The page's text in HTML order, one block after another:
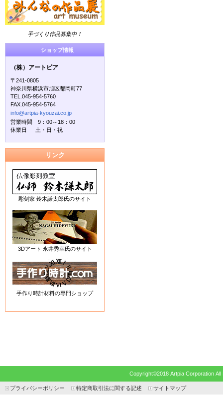
手づくり作品募集中！
ショップ情報
（株）アートピア
〒241-0805
神奈川県横浜市旭区都岡町77
TEL.045-954-5760
FAX.045-954-5764
info@artpia-kyouzai.co.jp
営業時間 9：00～18：00
休業日 土・日・祝
リンク
彫刻家 鈴木謙太郎氏のサイト
3Dアート 永井秀幸氏のサイト
手作り時計材料の専門ショップ
Copyright©2018 Artpia Corporation
プライバシーポリシー 特定商取引法に関する記述 サイトマップ